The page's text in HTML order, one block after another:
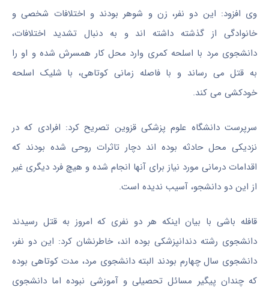
وی افزود: این دو نفر، زن و شوهر بودند و اختلافات شخصی و
خانوادگی از گذشته داشته اند و به دنبال تشدید اختلافات،
دانشجوی مرد با اسلحه کمری وارد محل کار همسرش شده و او را
به قتل می رساند و با فاصله زمانی کوتاهی، با شلیک اسلحه
خودکشی می کند.
سرپرست دانشگاه علوم پزشکی قزوین تصریح کرد: افرادی که در
نزدیکی محل حادثه بوده اند دچار تاثرات روحی شده بودند که
اقدامات درمانی مورد نیاز برای آنها انجام شده و هیچ فرد دیگری غیر
از این دو دانشجو، آسیب ندیده است.
قافله باشی با بیان اینکه هر دو نفری که امروز به قتل رسیدند
دانشجوی رشته دندانپزشکی بوده اند، خاطرنشان کرد: این دو نفر،
دانشجوی سال چهارم بودند البته دانشجوی مرد، مدت کوتاهی بوده
که چندان پیگیر مسائل تحصیلی و آموزشی نبوده اما دانشجوی